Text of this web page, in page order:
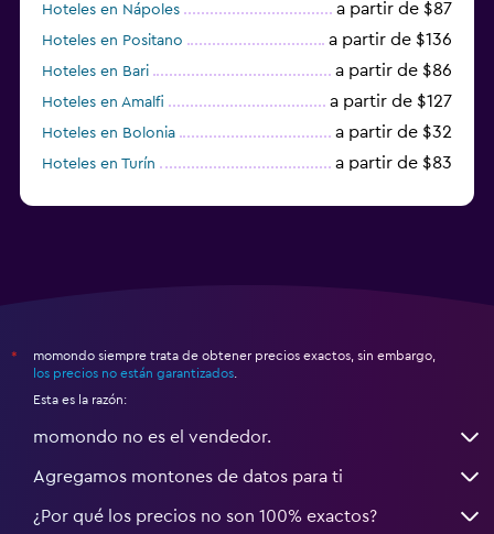
Hoteles en Nápoles a partir de $87
Hoteles en Positano a partir de $136
Hoteles en Bari a partir de $86
Hoteles en Amalfi a partir de $127
Hoteles en Bolonia a partir de $32
Hoteles en Turín a partir de $83
*
momondo siempre trata de obtener precios exactos, sin embargo,
los precios no están garantizados
Esta es la razón:
momondo no es el vendedor.
Agregamos montones de datos para ti
¿Por qué los precios no son 100% exactos?